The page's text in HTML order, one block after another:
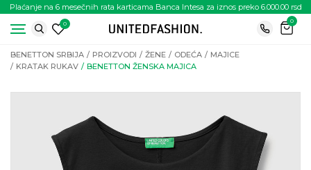
Plaćanje na 6 mesečnih rata karticama Banca Intesa za iznos preko 6.000.00 rsd
0
0
BENETTON SRBIJA PROIZVODI ŽENE ODEĆA
MAJICE
KRATAK RUKAV
BENETTON ŽENSKA MAJICA